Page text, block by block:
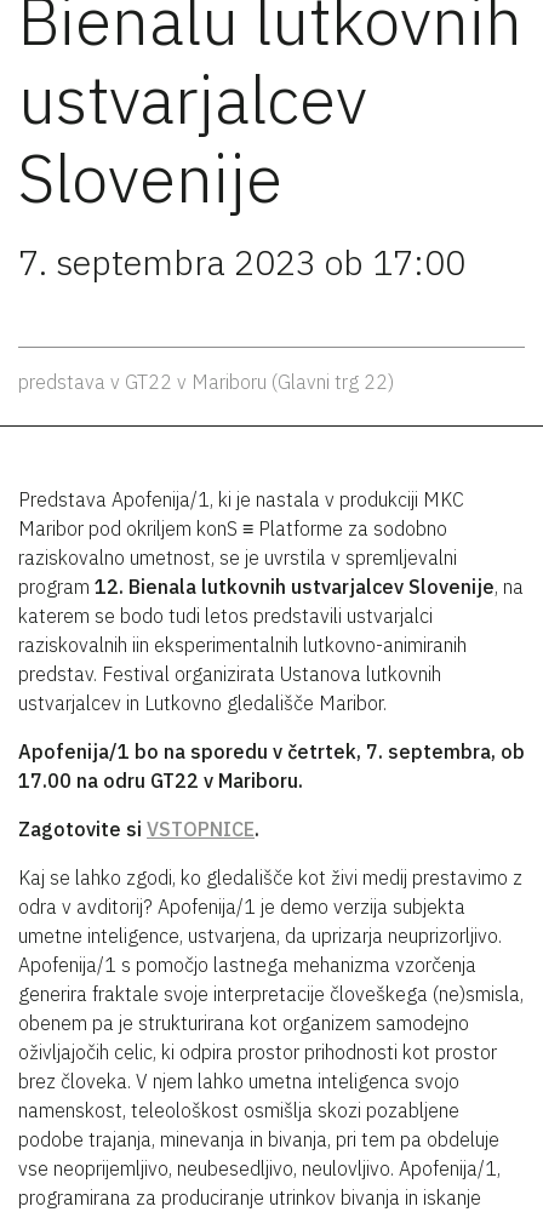
Bienalu lutkovnih
ustvarjalcev
Slovenije
7. septembra 2023 ob 17:00
predstava v GT22 v Mariboru (Glavni trg 22)
Predstava Apofenija/1, ki je nastala v produkciji MKC
Maribor pod okriljem konS ≡ Platforme za sodobno
raziskovalno umetnost, se je uvrstila v spremljevalni
program 12. Bienala lutkovnih ustvarjalcev Slovenije, na
katerem se bodo tudi letos predstavili ustvarjalci
raziskovalnih iin eksperimentalnih lutkovno-animiranih
predstav. Festival organizirata Ustanova lutkovnih
ustvarjalcev in Lutkovno gledališče Maribor.
Apofenija/1 bo na sporedu v četrtek, 7. septembra, ob
17.00 na odru GT22 v Mariboru.
Zagotovite si VSTOPNICE.
Kaj se lahko zgodi, ko gledališče kot živi medij prestavimo z
odra v avditorij? Apofenija/1 je demo verzija subjekta
umetne inteligence, ustvarjena, da uprizarja neuprizorljivo.
Apofenija/1 s pomočjo lastnega mehanizma vzorčenja
generira fraktale svoje interpretacije človeškega (ne)smisla,
obenem pa je strukturirana kot organizem samodejno
oživljajočih celic, ki odpira prostor prihodnosti kot prostor
brez človeka. V njem lahko umetna inteligenca svojo
namenskost, teleološkost osmišlja skozi pozabljene
podobe trajanja, minevanja in bivanja, pri tem pa obdeluje
vse neoprijemljivo, neubesedljivo, neulovljivo. Apofenija/1,
programirana za produciranje utrinkov bivanja in iskanje